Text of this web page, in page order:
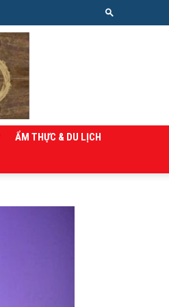
ẨM THỰC & DU LỊCH